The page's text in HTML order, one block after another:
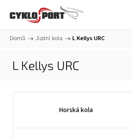
Domů / Jízdní kola / L Kellys URC
L Kellys URC
Horská kola